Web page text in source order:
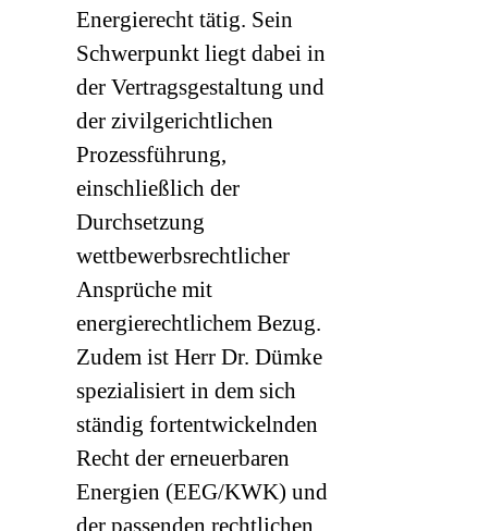
Energierecht tätig. Sein
Schwerpunkt liegt dabei in
der Vertragsgestaltung und
der zivilgerichtlichen
Prozessführung,
einschließlich der
Durchsetzung
wettbewerbsrechtlicher
Ansprüche mit
energierechtlichem Bezug.
Zudem ist Herr Dr. Dümke
spezialisiert in dem sich
ständig fortentwickelnden
Recht der erneuerbaren
Energien (EEG/KWK) und
der passenden rechtlichen